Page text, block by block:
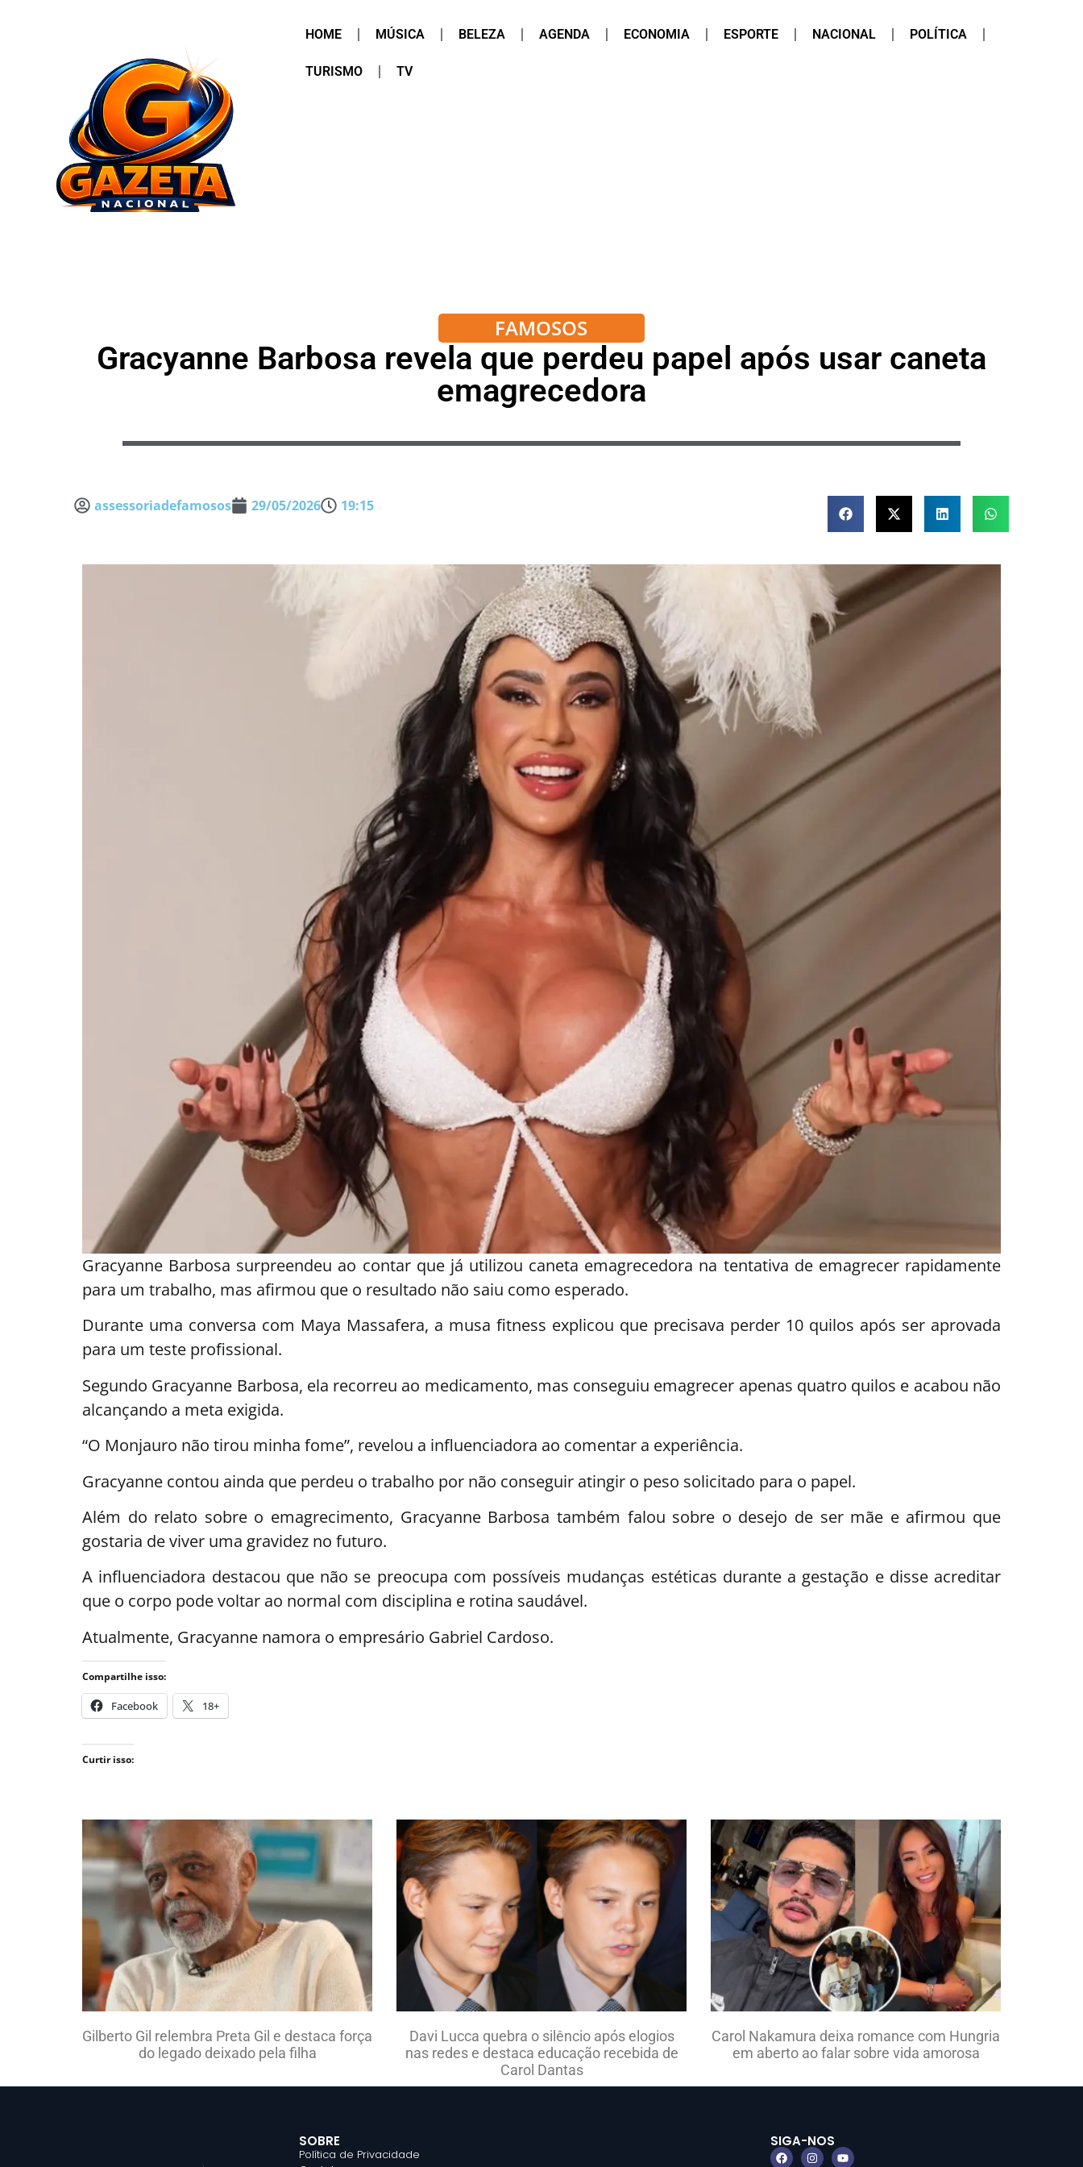
HOME MÚSICA BELEZA AGENDA ECONOMIA ESPORTE NACIONAL POLÍTICA
TURISMO TV
FAMOSOS
Gracyanne Barbosa revela que perdeu papel após usar caneta
emagrecedora
assessoriadefamosos 29/05/2026 19:15
Gracyanne Barbosa surpreendeu ao contar que já utilizou caneta emagrecedora na tentativa de emagrecer rapidamente
para um trabalho, mas afirmou que o resultado não saiu como esperado.
Durante uma conversa com Maya Massafera, a musa fitness explicou que precisava perder 10 quilos após ser aprovada
para um teste profissional.
Segundo Gracyanne Barbosa, ela recorreu ao medicamento, mas conseguiu emagrecer apenas quatro quilos e acabou não
alcançando a meta exigida.
“O Monjauro não tirou minha fome”, revelou a influenciadora ao comentar a experiência.
Gracyanne contou ainda que perdeu o trabalho por não conseguir atingir o peso solicitado para o papel.
Além do relato sobre o emagrecimento, Gracyanne Barbosa também falou sobre o desejo de ser mãe e afirmou que
gostaria de viver uma gravidez no futuro.
A influenciadora destacou que não se preocupa com possíveis mudanças estéticas durante a gestação e disse acreditar
que o corpo pode voltar ao normal com disciplina e rotina saudável.
Atualmente, Gracyanne namora o empresário Gabriel Cardoso.
Compartilhe isso:
Facebook 18+
Curtir isso:
Gilberto Gil relembra Preta Gil e destaca força
do legado deixado pela filha
Davi Lucca quebra o silêncio após elogios
nas redes e destaca educação recebida de
Carol Dantas
Carol Nakamura deixa romance com Hungria
em aberto ao falar sobre vida amorosa
SOBRE
Política de Privacidade
SIGA-NOS